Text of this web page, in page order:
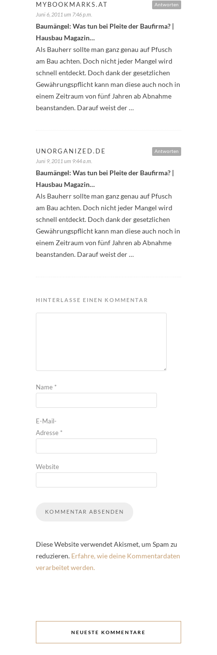
Antworten
MYBOOKMARKS.AT
Juni 6, 2011 um 7:46 p.m.
Baumängel: Was tun bei Pleite der Baufirma? |
Hausbau Magazin…
Als Bauherr sollte man ganz genau auf Pfusch
am Bau achten. Doch nicht jeder Mangel wird
schnell entdeckt. Doch dank der gesetzlichen
Gewährungspflicht kann man diese auch noch in
einem Zeitraum von fünf Jahren ab Abnahme
beanstanden. Darauf weist der …
Antworten
UNORGANIZED.DE
Juni 9, 2011 um 9:44 a.m.
Baumängel: Was tun bei Pleite der Baufirma? |
Hausbau Magazin…
Als Bauherr sollte man ganz genau auf Pfusch
am Bau achten. Doch nicht jeder Mangel wird
schnell entdeckt. Doch dank der gesetzlichen
Gewährungspflicht kann man diese auch noch in
einem Zeitraum von fünf Jahren ab Abnahme
beanstanden. Darauf weist der …
HINTERLASSE EINEN KOMMENTAR
Name *
E-Mail-
Adresse *
Website
Diese Website verwendet Akismet, um Spam zu
reduzieren. Erfahre, wie deine Kommentardaten
verarbeitet werden.
NEUESTE KOMMENTARE